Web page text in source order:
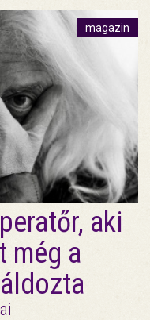
magazin
aki
még a